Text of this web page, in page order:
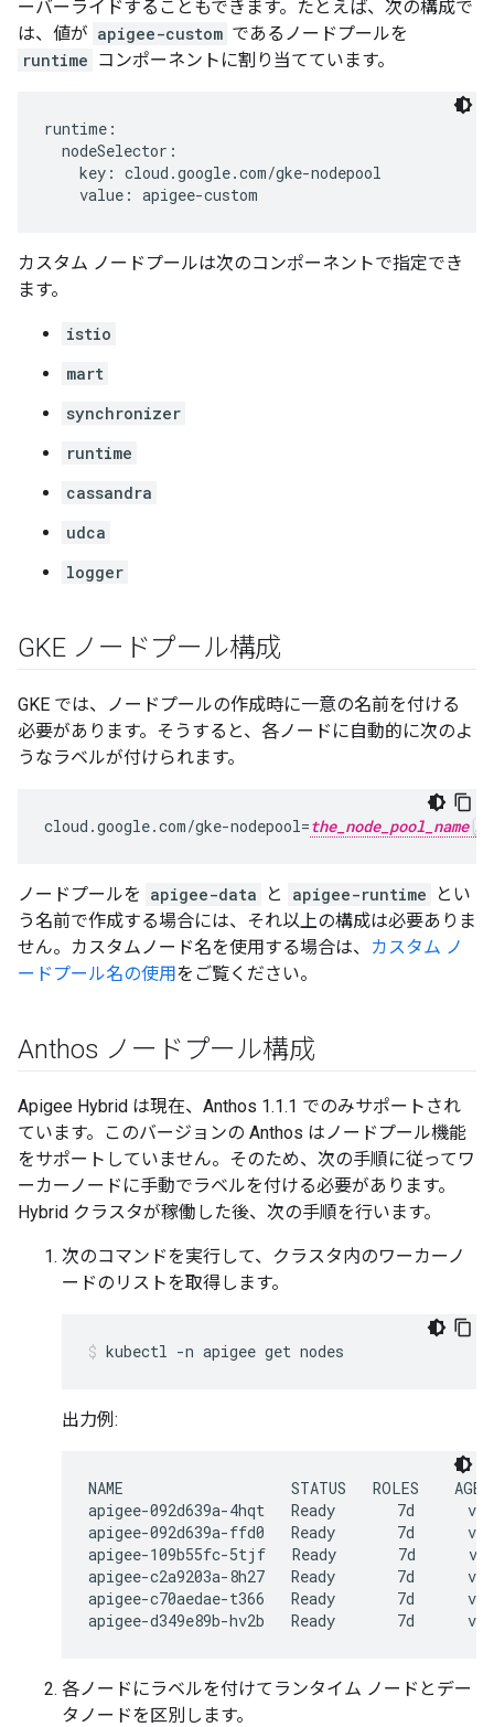
ーバーライドすることもできます。たとえば、次の構成で
は、値が apigee-custom であるノードプールを
runtime コンポーネントに割り当てています。
runtime:
  nodeSelector:
    key: cloud.google.com/gke-nodepool
    value: apigee-custom
カスタム ノードプールは次のコンポーネントで指定でき
ます。
istio
mart
synchronizer
runtime
cassandra
udca
logger
GKE ノードプール構成
GKE では、ノードプールの作成時に一意の名前を付ける
必要があります。そうすると、各ノードに自動的に次のよ
うなラベルが付けられます。
cloud .google.com/gke-nodepool=the_node_pool_name
ノードプールを apigee-data と apigee-runtime
とい
う名前で作成する場合には、それ以上の構成は必要ありま
せん。カスタムノード名を使用する場合は、
カスタム ノ
ードプール名の使用をご覧ください。
Anthos ノードプール構成
Apigee Hybrid は現在、Anthos 1.1.1 でのみサポートされ
ています。このバージョンの Anthos はノードプール機能
をサポートしていません。そのため、次の手順に従ってワ
ーカーノードに手動でラベルを付ける必要があります。
Hybrid クラスタが稼働した後、次の手順を行います。
次のコマンドを実行して、クラスタ内のワーカーノ
ードのリストを取得します。
kubectl -n apigee get nodes
出力例:
NAME                   STATUS   ROLES    AGE
apigee-092d639a-4hqt   Ready
7d
apigee-092d639a-ffd0   Ready
7d
apigee-109b55fc-5tjf   Ready
7d
apigee-c2a9203a-8h27   Ready
7d
apigee-c70aedae-t366   Ready
7d
apigee-d349e89b-hv2b   Ready
各ノードにラベルを付けてランタイム ノードとデー
タノードを区別します。